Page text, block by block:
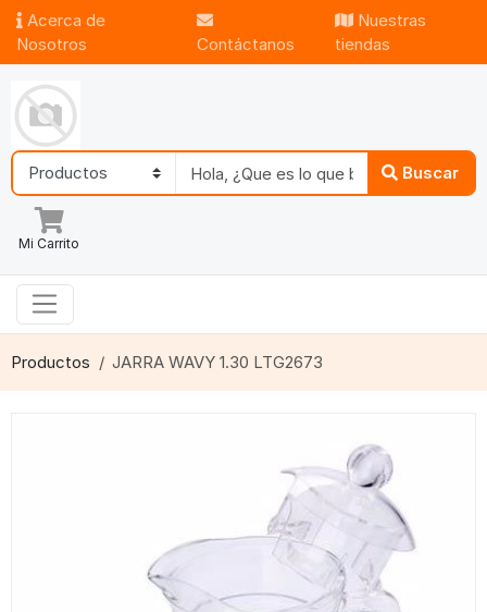
Acerca de
Nosotros
Contáctanos
Nuestras
tiendas
Buscar
Mi Carrito
Productos JARRA WAVY 1.30 LTG2673